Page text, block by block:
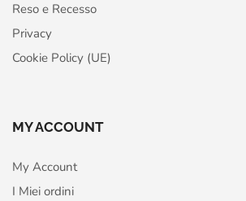
Reso e Recesso
Privacy
Cookie Policy (UE)
MY ACCOUNT
My Account
I Miei ordini